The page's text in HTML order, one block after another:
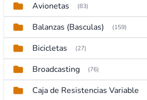
Avionetas (83)
Balanzas (Basculas) (159)
Bicicletas (27)
Broadcasting (76)
Caja de Resistencias Variable